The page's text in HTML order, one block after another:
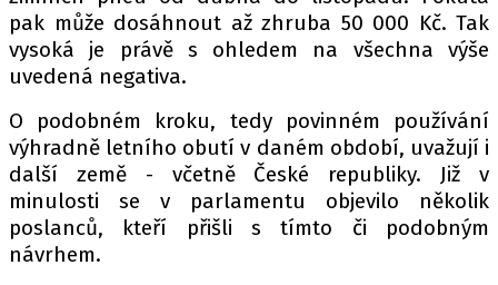
pak může dosáhnout až zhruba 50 000 Kč. Tak
vysoká je právě s ohledem na všechna výše
uvedená negativa.
O podobném kroku, tedy povinném používání
výhradně letního obutí v daném období, uvažují i
další země - včetně České republiky. Již v
minulosti se v parlamentu objevilo několik
poslanců, kteří přišli s tímto či podobným
návrhem.